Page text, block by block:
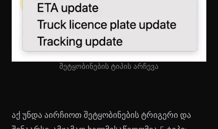
შეტყობინების ტიპის არჩევა
აქ უნდა აირჩიოთ შეტყობინების ტრიგერი და